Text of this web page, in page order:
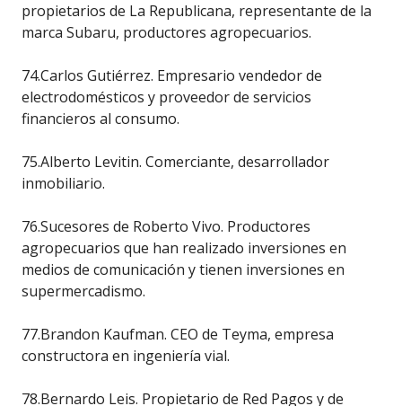
propietarios de La Republicana, representante de la
marca Subaru, productores agropecuarios.
74.Carlos Gutiérrez. Empresario vendedor de
electrodomésticos y proveedor de servicios
financieros al consumo.
75.Alberto Levitin. Comerciante, desarrollador
inmobiliario.
76.Sucesores de Roberto Vivo. Productores
agropecuarios que han realizado inversiones en
medios de comunicación y tienen inversiones en
supermercadismo.
77.Brandon Kaufman. CEO de Teyma, empresa
constructora en ingeniería vial.
78.Bernardo Leis. Propietario de Red Pagos y de